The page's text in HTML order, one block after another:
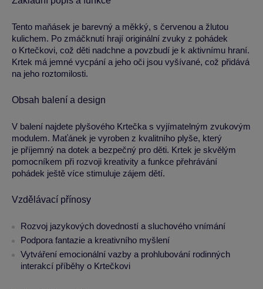
Tento maňásek je barevný a měkký, s červenou a žlutou
kulichem. Po zmáčknutí hrají originální zvuky z pohádek
o Krtečkovi, což děti nadchne a povzbudí je k aktivnímu hraní.
Krtek má jemné vycpání a jeho oči jsou vyšívané, což přidává
na jeho roztomilosti.
Obsah balení a design
V balení najdete plyšového Krtečka s vyjímatelným zvukovým
modulem. Maťánek je vyroben z kvalitního plyše, který
je příjemný na dotek a bezpečný pro děti. Krtek je skvělým
pomocníkem při rozvoji kreativity a funkce přehrávání
pohádek ještě více stimuluje zájem dětí.
Vzdělávací přínosy
Rozvoj jazykových dovedností a sluchového vnímání
Podpora fantazie a kreativního myšlení
Vytváření emocionální vazby a prohlubování rodinných
interakcí příběhy o Krtečkovi